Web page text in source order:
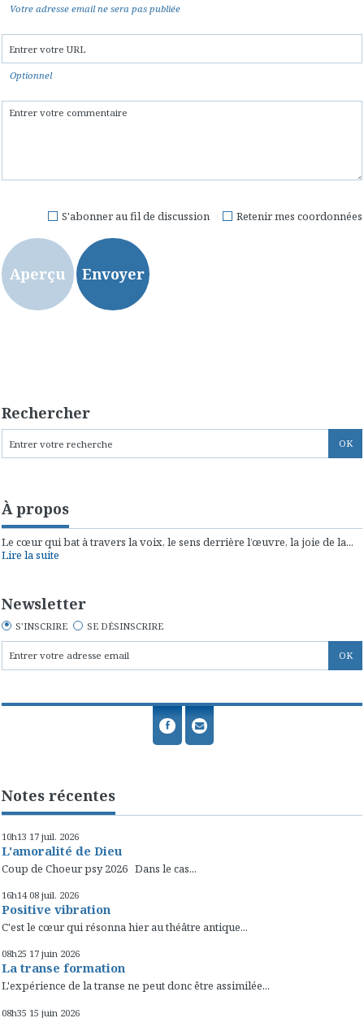
Votre adresse email ne sera pas publiée
Optionnel
Retenir mes coordonnées
S'abonner au fil de discussion
Rechercher
À propos
Le cœur qui bat à travers la voix, le sens derrière l’œuvre, la joie de la...
Lire la suite
Newsletter
S'INSCRIRE SE DÉSINSCRIRE
Notes récentes
10h13 17 juil. 2026
L'amoralité de Dieu
Coup de Choeur psy 2026 Dans le cas...
16h14 08 juil. 2026
Positive vibration
C'est le cœur qui résonna hier au théâtre antique...
08h25 17 juin 2026
La transe formation
L'expérience de la transe ne peut donc être assimilée...
08h35 15 juin 2026